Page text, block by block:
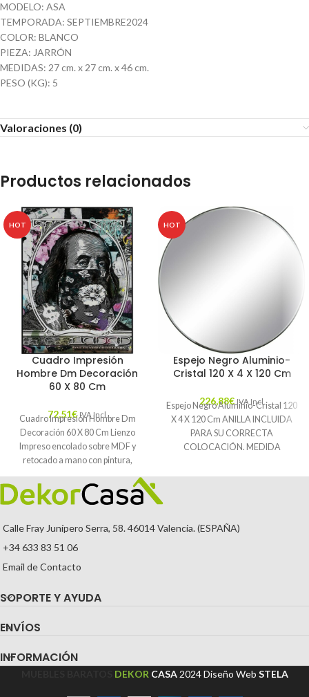
MODELO: ASA
TEMPORADA: SEPTIEMBRE2024
COLOR: BLANCO
PIEZA: JARRÓN
MEDIDAS: 27 cm. x 27 cm. x 46 cm.
PESO (KG): 5
Valoraciones (0)
Productos relacionados
HOT
Cuadro Impresión
Hombre Dm Decoración
60 X 80 Cm
72,51€ IVA Incl.
Cuadro Impresión Hombre Dm
Decoración 60 X 80 Cm Lienzo
Impreso encolado sobre MDF y
retocado a mano con pintura,
HOT
Espejo Negro Aluminio-
Cristal 120 X 4 X 120 Cm
226,88€ IVA Incl.
Espejo Negro Aluminio-Cristal 120
X 4 X 120 Cm ANILLA INCLUIDA
PARA SU CORRECTA
COLOCACIÓN. MEDIDA
Características: MATERIAL:
Calle Fray Junípero Serra, 58. 46014 Valencia. (ESPAÑA)
+34 633 83 51 06
Email de Contacto
SOPORTE Y AYUDA
ENVÍOS
INFORMACIÓN
DEKOR CASA 2024Diseño Web STELA